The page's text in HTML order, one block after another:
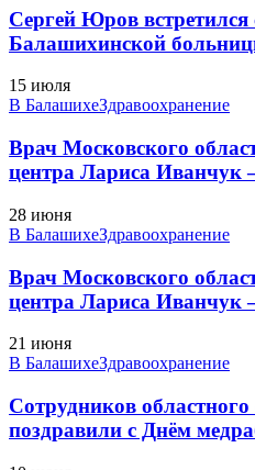
Сергей Юров встретился
Балашихинской
15 июля
В БалашихеЗдравоохранение
Врач Московского
центра Лариса Иванчук
28 июня
В БалашихеЗдравоохранение
Врач Московского
центра Лариса Иванчук
21 июня
В БалашихеЗдравоохранение
Сотрудников
поздравили с Днём